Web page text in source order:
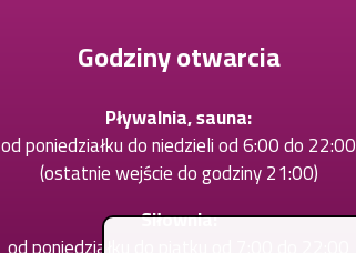
Godziny otwarcia
Pływalnia, sauna:
od poniedziałku do niedzieli od 6:00 do 22:00
(ostatnie wejście do godziny 21:00)
Siłownia: